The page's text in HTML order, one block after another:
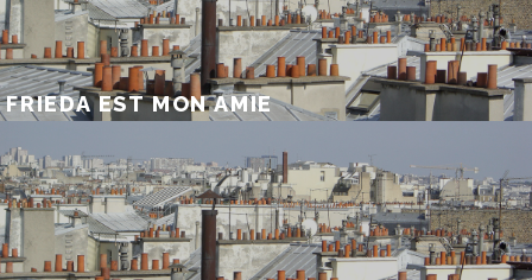
FRIEDA EST MON AMIE